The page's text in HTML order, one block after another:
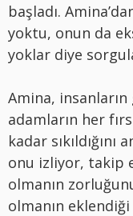
başladı.
yoktu, onun da
yoklar diye
Amina,
adamların her
kadar
onu izliyor, takip
olmanın
olmanın